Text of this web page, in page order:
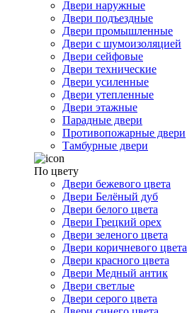
Двери наружные
Двери подъездные
Двери промышленные
Двери с шумоизоляцией
Двери сейфовые
Двери технические
Двери усиленные
Двери утепленные
Двери этажные
Парадные двери
Противопожарные двери
Тамбурные двери
По цвету
Двери бежевого цвета
Двери Белёный дуб
Двери белого цвета
Двери Грецкий орех
Двери зеленого цвета
Двери коричневого цвета
Двери красного цвета
Двери Медный антик
Двери светлые
Двери серого цвета